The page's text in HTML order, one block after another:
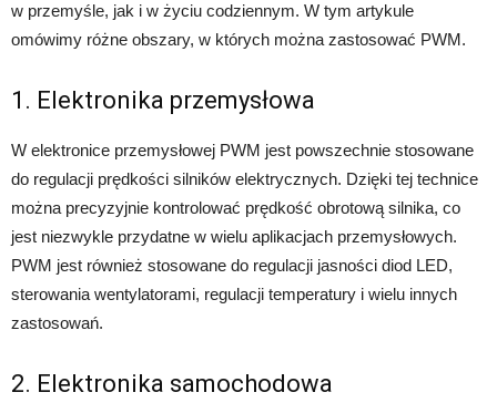
w przemyśle, jak i w życiu codziennym. W tym artykule
omówimy różne obszary, w których można zastosować PWM.
1. Elektronika przemysłowa
W elektronice przemysłowej PWM jest powszechnie stosowane
do regulacji prędkości silników elektrycznych. Dzięki tej technice
można precyzyjnie kontrolować prędkość obrotową silnika, co
jest niezwykle przydatne w wielu aplikacjach przemysłowych.
PWM jest również stosowane do regulacji jasności diod LED,
sterowania wentylatorami, regulacji temperatury i wielu innych
zastosowań.
2. Elektronika samochodowa